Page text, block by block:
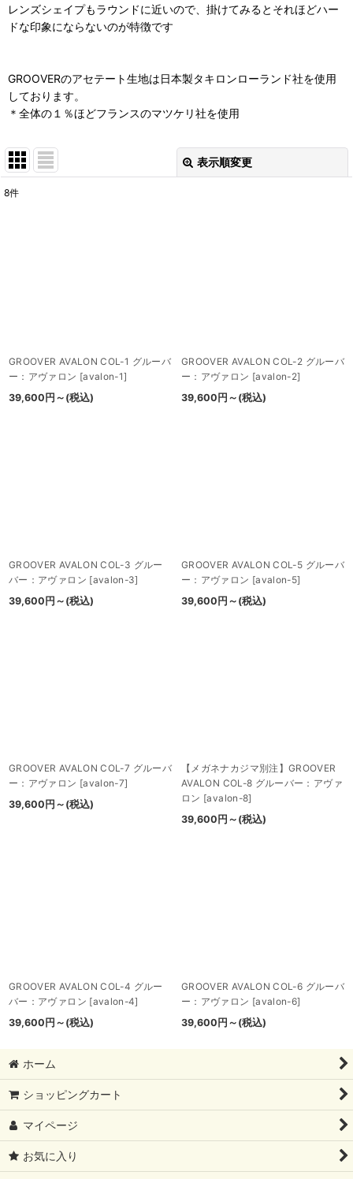
レンズシェイプもラウンドに近いので、掛けてみるとそれほどハー
ドな印象にならないのが特徴です
GROOVERのアセテート生地は日本製タキロンローランド社を使用
しております。
＊全体の１％ほどフランスのマツケリ社を使用
表示順変更
8件
GROOVER AVALON COL-1 グルーバ
ー：アヴァロン [avalon-1]
39,600 円 ～ (税込)
GROOVER AVALON COL-2 グルーバ
ー：アヴァロン [avalon-2]
39,600 円 ～ (税込)
GROOVER AVALON COL-3 グルー
バー：アヴァロン [avalon-3]
39,600 円 ～ (税込)
GROOVER AVALON COL-5 グルーバ
ー：アヴァロン [avalon-5]
39,600 円 ～ (税込)
GROOVER AVALON COL-7 グルーバ
ー：アヴァロン [avalon-7]
39,600 円 ～ (税込)
【メガネナカジマ別注】GROOVER
AVALON COL-8 グルーバー：アヴァ
ロン [avalon-8]
39,600 円 ～ (税込)
GROOVER AVALON COL-4 グルー
バー：アヴァロン [avalon-4]
39,600 円 ～ (税込)
GROOVER AVALON COL-6 グルーバ
ー：アヴァロン [avalon-6]
39,600 円 ～ (税込)
ホーム
ショッピングカート
マイページ
お気に入り